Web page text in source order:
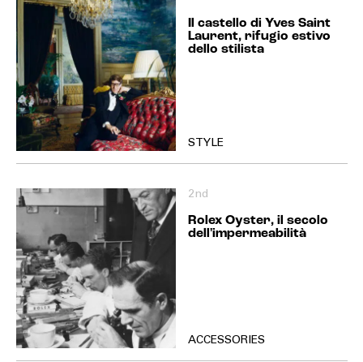
Il castello di Yves Saint
Laurent, rifugio estivo
dello stilista
STYLE
2nd
Rolex Oyster, il secolo
dell'impermeabilità
ACCESSORIES